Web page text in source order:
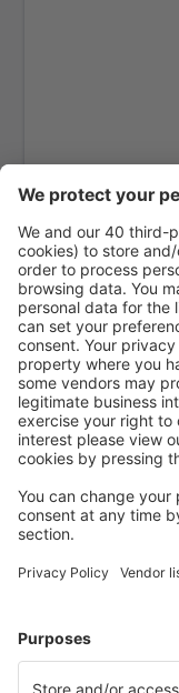
Flughafen
Angoon
Aniak Airport
Durango
Ann Arbor
McKinleyville
Flughafen
Atka Airport
Atlantic City
Lewiston